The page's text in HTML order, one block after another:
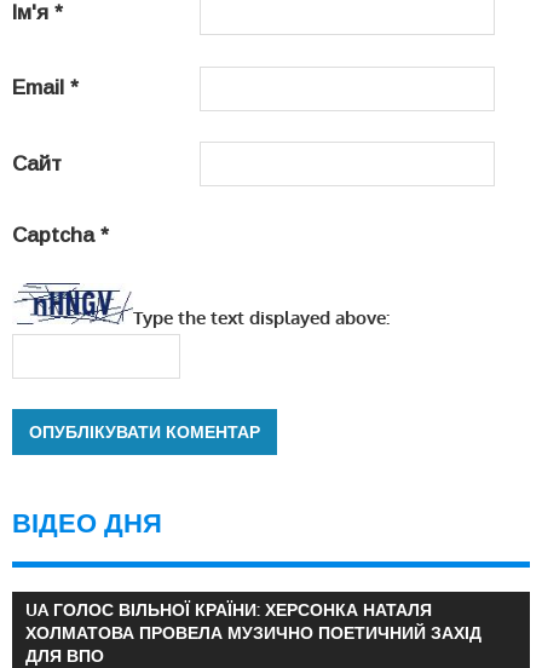
Ім'я *
Email *
Сайт
Captcha *
Type the text displayed above:
ВІДЕО ДНЯ
UA ГОЛОС ВІЛЬНОЇ КРАЇНИ: ХЕРСОНКА НАТАЛЯ
ХОЛМАТОВА ПРОВЕЛА МУЗИЧНО ПОЕТИЧНИЙ ЗАХІД
ДЛЯ ВПО